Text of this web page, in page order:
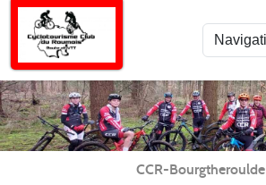
CCR-Bourgtheroulde
Panneau de gestion des cookies